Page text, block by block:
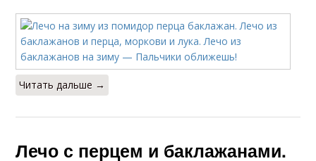
Читать дальше →
Лечо с перцем и баклажанами.